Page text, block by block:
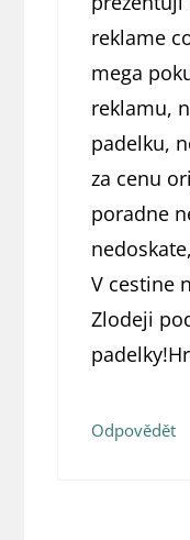
reklame
mega
reklamu,
padelku,
za cenu
poradne
V cestine
Zlodeji
Odpovědět